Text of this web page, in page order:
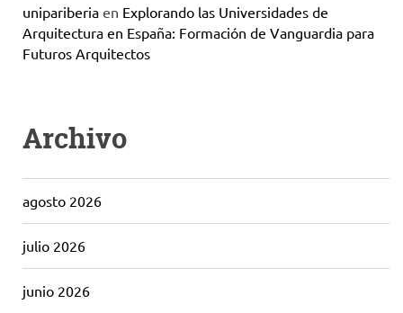
unipariberia en Explorando las Universidades de
Arquitectura en España: Formación de Vanguardia para
Futuros Arquitectos
Archivo
agosto 2026
julio 2026
junio 2026